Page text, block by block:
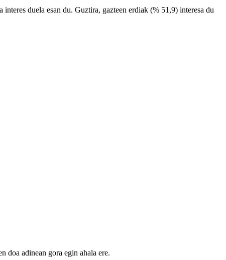
duela esan du. Guztira, gazteen erdiak (% 51,9) interesa du
doa adinean gora egin ahala ere.